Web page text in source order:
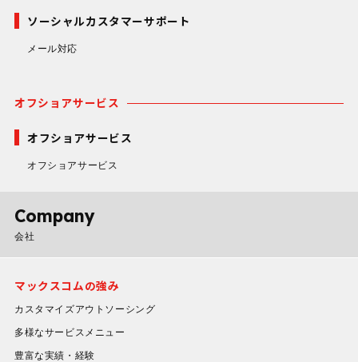
ソーシャルカスタマーサポート
メール対応
オフショアサービス
オフショアサービス
オフショアサービス
Company
会社
マックスコムの強み
カスタマイズアウトソーシング
多様なサービスメニュー
豊富な実績・経験